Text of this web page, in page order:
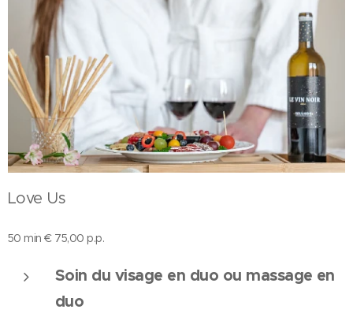
Love Us
50 min € 75,00 p.p.
Soin du visage en duo ou massage en
duo